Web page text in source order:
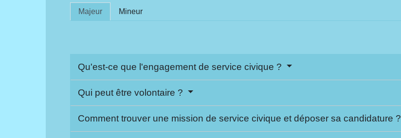
Majeur Mineur
Qu'est-ce que l'engagement de service civique ?
Qui peut être volontaire ?
Comment trouver une mission de service civique et déposer sa candidature ?